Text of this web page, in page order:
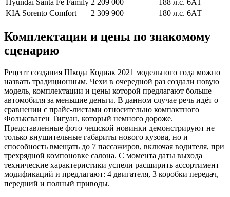
Hyundai Santa Fe Family 2 209 000
188 л.с. 6АТ
KIA Sorento Comfort
2 309 900 180 л.с. 6АТ
Комплектации и цены по знакомому
сценарию
Рецепт создания Шкода Кодиак 2021 модельного года можно
назвать традиционным. Чехи в очередной раз создали новую
модель, комплектации и цены которой предлагают больше
автомобиля за меньшие деньги. В данном случае речь идёт о
сравнении с прайс-листами относительно компактного
Фольксваген Тигуан, который немного дороже.
Представленные фото чешской новинки демонстрируют не
только внушительные габариты нового кузова, но и
способность вмещать до 7 пассажиров, включая водителя, при
трехрядной компоновке салона. С момента даты выхода
технические характеристики успели расширить ассортимент
модификаций и предлагают: 4 двигателя, 3 коробки передач,
передний и полный приводы.